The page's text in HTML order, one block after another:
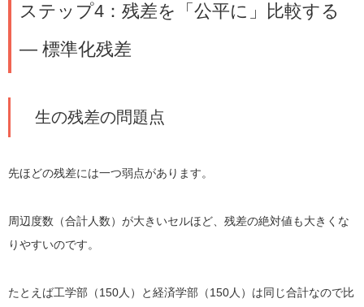
ステップ4：残差を「公平に」比較する
― 標準化残差
生の残差の問題点
先ほどの残差には一つ弱点があります。
周辺度数（合計人数）が大きいセルほど、残差の絶対値も大きくな
りやすいのです。
たとえば工学部（150人）と経済学部（150人）は同じ合計なので比